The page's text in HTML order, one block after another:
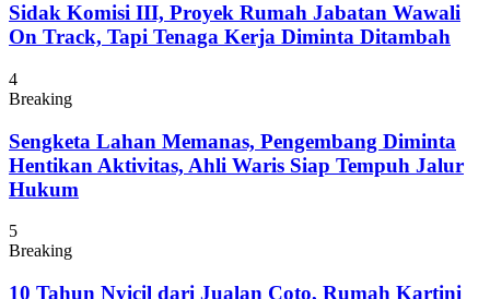
Sidak Komisi III, Proyek Rumah Jabatan Wawali
On Track, Tapi Tenaga Kerja Diminta Ditambah
4
Breaking
Sengketa Lahan Memanas, Pengembang Diminta
Hentikan Aktivitas, Ahli Waris Siap Tempuh Jalur
Hukum
5
Breaking
10 Tahun Nyicil dari Jualan Coto, Rumah Kartini